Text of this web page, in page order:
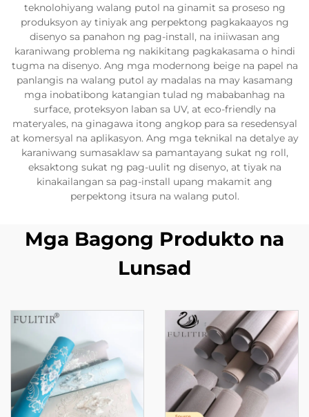
teknolohiyang walang putol na ginamit sa proseso ng
produksyon ay tiniyak ang perpektong pagkakaayos ng
disenyo sa panahon ng pag-install, na iniiwasan ang
karaniwang problema ng nakikitang pagkakasama o hindi
tugma na disenyo. Ang mga modernong beige na papel na
panlangis na walang putol ay madalas na may kasamang
mga inobatibong katangian tulad ng mababanhag na
surface, proteksyon laban sa UV, at eco-friendly na
materyales, na ginagawa itong angkop para sa resedensyal
at komersyal na aplikasyon. Ang mga teknikal na detalye ay
karaniwang sumasaklaw sa pamantayang sukat ng roll,
eksaktong sukat ng pag-uulit ng disenyo, at tiyak na
kinakailangan sa pag-install upang makamit ang
perpektong itsura na walang putol.
Mga Bagong Produkto na
Lunsad